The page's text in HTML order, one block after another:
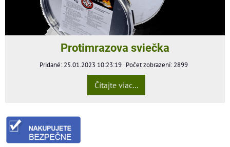
Protimrazova sviečka
Pridané: 25.01.2023 10:23:19 Počet zobrazení: 2899
Čítajte viac...